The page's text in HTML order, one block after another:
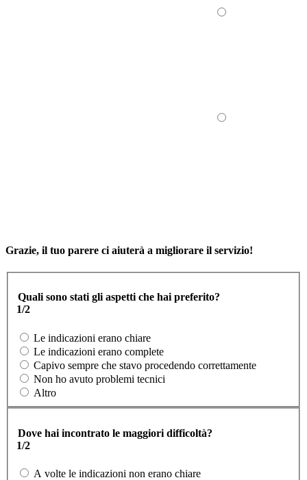
Grazie, il tuo parere ci aiuterà a migliorare il servizio!
Quali sono stati gli aspetti che hai preferito?
1/2
Le indicazioni erano chiare
Le indicazioni erano complete
Capivo sempre che stavo procedendo correttamente
Non ho avuto problemi tecnici
Altro
Dove hai incontrato le maggiori difficoltà?
1/2
A volte le indicazioni non erano chiare